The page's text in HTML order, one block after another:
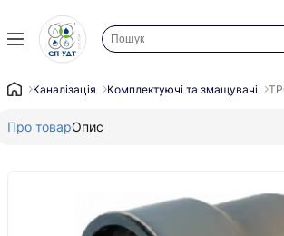
Каналізація Комплектуючі та змащувачі
Про товарОпис